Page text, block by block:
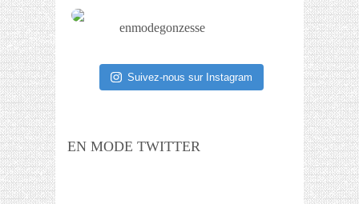
enmodegonzesse
Suivez-nous sur Instagram
EN MODE TWITTER